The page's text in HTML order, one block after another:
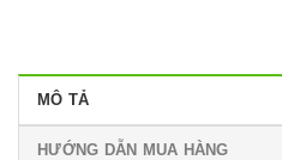
MÔ TẢ
HƯỚNG DẪN MUA HÀNG